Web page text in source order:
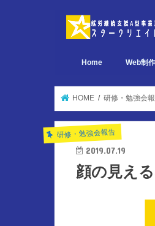
Home Web制作
デザイ
ページ
実装関
HOME 研修・勉強会
研修・勉強会報告
2019.07.19
顔の見え